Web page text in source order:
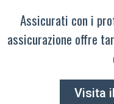
Assicurati con i
assicurazione offre
Visita